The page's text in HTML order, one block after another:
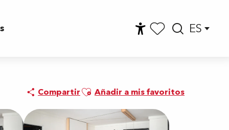
ES
CompartirAjouter aux favoris
Añadir a mis favoritos